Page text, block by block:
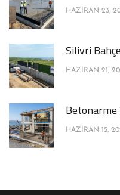
HAZIRAN 23,
Silivri
HAZIRAN 21,
HAZIRAN 15,